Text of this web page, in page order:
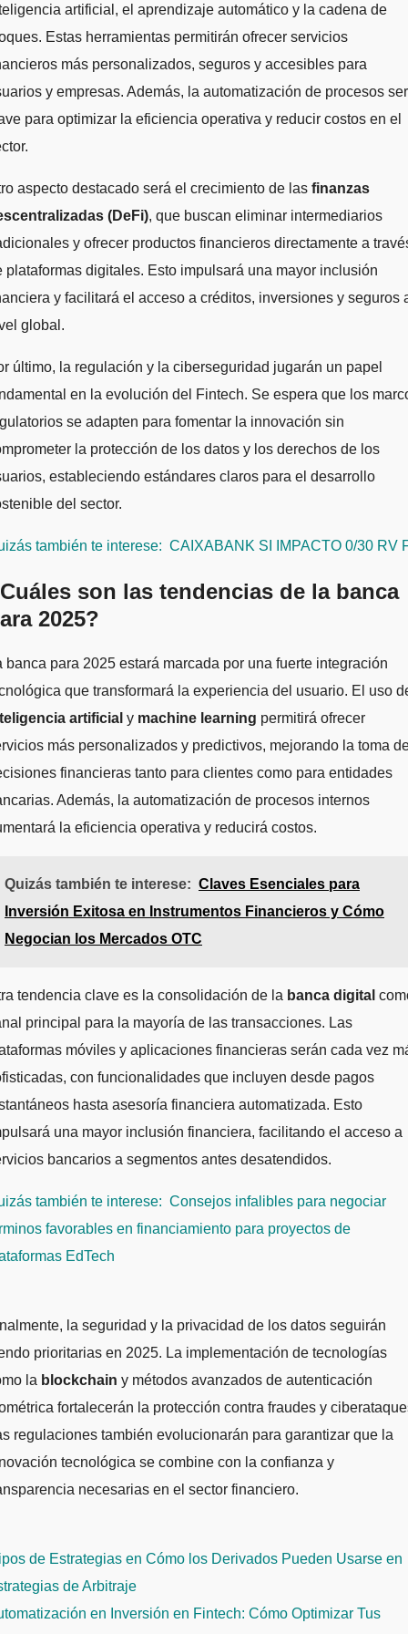
artificial, el aprendizaje automático y la cadena de
Estas herramientas permitirán ofrecer servicios
más personalizados, seguros y accesibles para
y empresas. Además, la automatización de procesos
para optimizar la eficiencia operativa y reducir costos en el
aspecto destacado será el crecimiento de las finanzas
(DeFi), que buscan eliminar intermediarios
y ofrecer productos financieros directamente a
plataformas digitales. Esto impulsará una mayor inclusión
y facilitará el acceso a créditos, inversiones y seguros
global.
último, la regulación y la ciberseguridad jugarán un papel
en la evolución del Fintech. Se espera que los
se adapten para fomentar la innovación sin
la protección de los datos y los derechos de los
estableciendo estándares claros para el desarrollo
del sector.
también te interese: CAIXABANK SI IMPACTO 0/30 RV
son las tendencias de la banca
2025?
banca para 2025 estará marcada por una fuerte integración
que transformará la experiencia del usuario. El uso
artificial y machine learning permitirá ofrecer
más personalizados y predictivos, mejorando la toma
financieras tanto para clientes como para entidades
Además, la automatización de procesos internos
la eficiencia operativa y reducirá costos.
Quizás también te interese: Claves Esenciales para
Inversión Exitosa en Instrumentos Financieros y Cómo
Negocian los Mercados OTC
tendencia clave es la consolidación de la banca digital
principal para la mayoría de las transacciones. Las
móviles y aplicaciones financieras serán cada vez
con funcionalidades que incluyen desde pagos
hasta asesoría financiera automatizada. Esto
una mayor inclusión financiera, facilitando el acceso a
bancarios a segmentos antes desatendidos.
también te interese: Consejos infalibles para negociar
favorables en financiamiento para proyectos de
EdTech
la seguridad y la privacidad de los datos seguirán
prioritarias en 2025. La implementación de tecnologías
la blockchain y métodos avanzados de autenticación
fortalecerán la protección contra fraudes y
regulaciones también evolucionarán para garantizar que la
tecnológica se combine con la confianza y
necesarias en el sector financiero.
de Estrategias en Cómo los Derivados Pueden Usarse en
de Arbitraje
en Inversión en Fintech: Cómo Optimizar Tus